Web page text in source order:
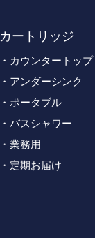
カートリッジ
カウンタートップ
アンダーシンク
ポータブル
バスシャワー
業務用
定期お届け